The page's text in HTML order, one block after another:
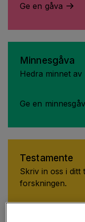
Ge en gåva
Minnesgåva
Hedra minnet av
Ge en
Testamente
Skriv in oss i ditt
forskningen.